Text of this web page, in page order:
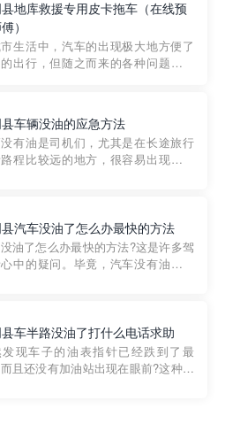
拖车的收费标准是由当地交通管理
定的。起步价通...
地库救援专用皮卡拖车（在线预
）
生活中，汽车的出现极大地方便了
出行，但随之而来的各种问题也让
况下，我们需要一种高效可靠的救
。而这时，地库救援专...
车辆没油的应急方法
有油是司机们，尤其是在长途旅行
程比较远的地方，很容易出现这种
师傅，解决没油的紧急情况。 首
我们来了解一下穿...
汽车没油了怎么办最快的方法
油了怎么办最快的方法?这是许多驾
中的疑问。毕竟，汽车没有油就无
程序是一款专门解决汽车没油问题
服务平台。通过...
车半路没油了打什么电话求助
发现车子的油表指针已经跌到了最
且还没有加油站出现在眼前?这种情